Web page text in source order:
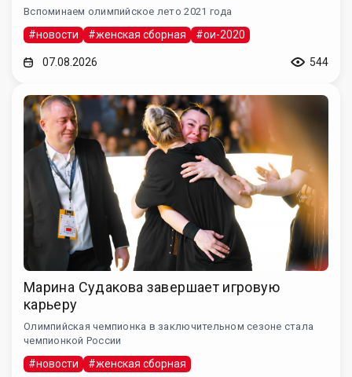
Вспоминаем олимпийское лето 2021 года
#новости #женская сборная #ои-2020
07.08.2026 544
Марина Судакова завершает игровую
карьеру
Олимпийская чемпионка в заключительном сезоне стала
чемпионкой России
#новости #женская сборная